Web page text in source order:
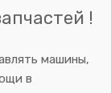
!
машины,
в